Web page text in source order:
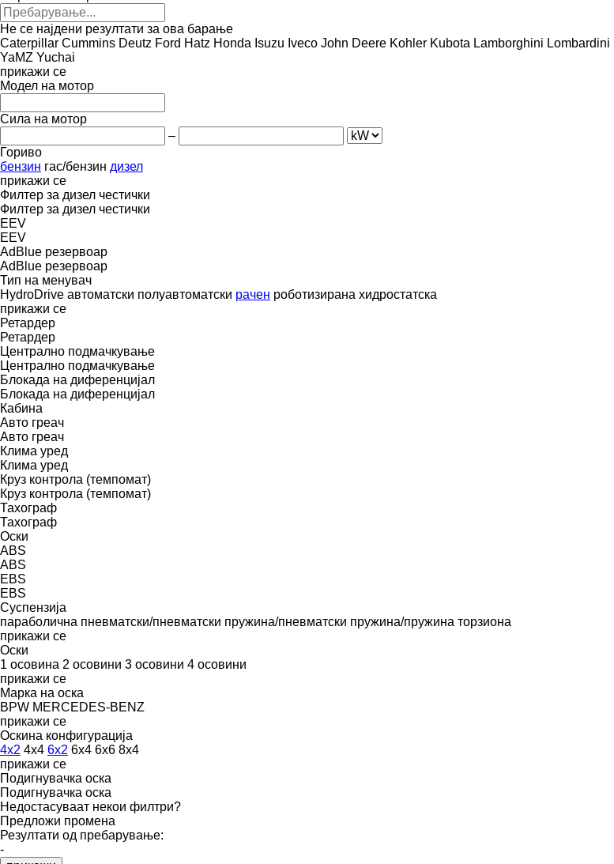
Не се најдени резултати за ова барање
Caterpillar Cummins Deutz Ford Hatz Honda Isuzu Iveco John Deere Kohler Kubota Lamborghini Lombardini
YaMZ Yuchai
прикажи се
Модел на мотор
Сила на мотор
–
Гориво
бензин гас/бензин дизел
прикажи се
Филтер за дизел честички
Филтер за дизел честички
EEV
EEV
AdBlue резервоар
AdBlue резервоар
Тип на менувач
HydroDrive автоматски полуавтоматски рачен роботизирана хидростатска
прикажи се
Ретардер
Ретардер
Централно подмачкување
Централно подмачкување
Блокада на диференцијал
Блокада на диференцијал
Кабина
Авто греач
Авто греач
Клима уред
Клима уред
Круз контрола (темпомат)
Круз контрола (темпомат)
Тахограф
Тахограф
Оски
ABS
ABS
EBS
EBS
Суспензија
параболична пневматски/пневматски пружина/пневматски пружина/пружина торзиона
прикажи се
Оски
1 осовина 2 осовини 3 осовини 4 осовини
прикажи се
Марка на оска
BPW MERCEDES-BENZ
прикажи се
Оскина конфигурација
4x2 4x4 6x2 6x4 6x6 8x4
прикажи се
Подигнувачка оска
Подигнувачка оска
Недостасуваат некои филтри?
Предложи промена
Резултати од пребарување:
-